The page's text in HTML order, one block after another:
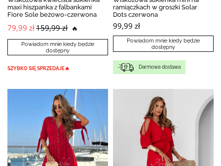
maxi hiszpanka z falbankami
Fiore Sole beżowo-czerwona
79,99 zł159,99 zł 🔥
Powiadom mnie kiedy będzie
dostępny
SZYBKO SIĘ SPRZEDAJE🔥
ramiączkach w groszki Solar
Dots czerwona
99,99 zł
Powiadom mnie kiedy będzie
dostępny
Darmowa dostawa